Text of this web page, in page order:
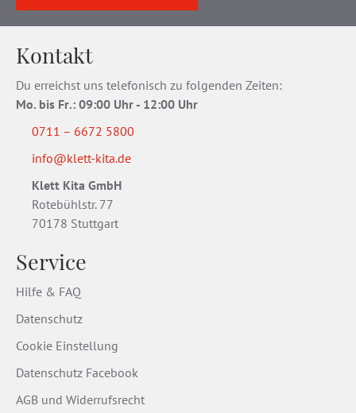
Kontakt
Du erreichst uns telefonisch zu folgenden Zeiten:
Mo. bis Fr.: 09:00 Uhr - 12:00 Uhr
0711 – 6672 5800
info@klett-kita.de
Klett Kita GmbH
Rotebühlstr. 77
70178 Stuttgart
Service
Hilfe & FAQ
Datenschutz
Cookie Einstellung
Datenschutz Facebook
AGB und Widerrufsrecht